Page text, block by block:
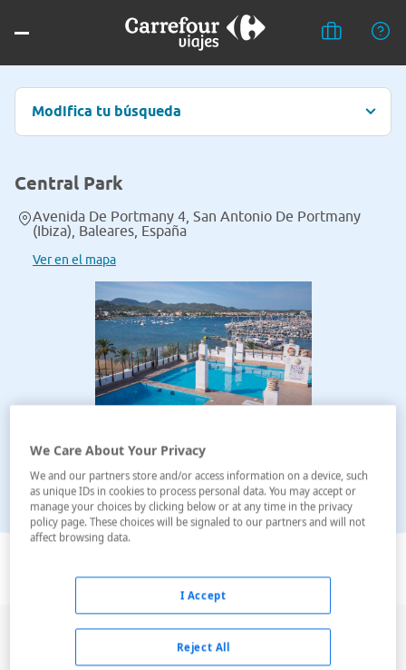
Modifica tu búsqueda
Central Park
Avenida De Portmany 4, San Antonio De Portmany
(Ibiza), Baleares, España
Ver en el mapa
Los apartamentos Central Park, renovados en el año
2001, son un complejo de seis plantas que dispone de
We Care About Your Privacy
We and our partners store and/or access information on a device, such
as unique IDs in cookies to process personal data. You may accept or
manage your choices by clicking below or at any time in the privacy
policy page. These choices will be signaled to our partners and will not
affect browsing data.
Reject All
I Accept